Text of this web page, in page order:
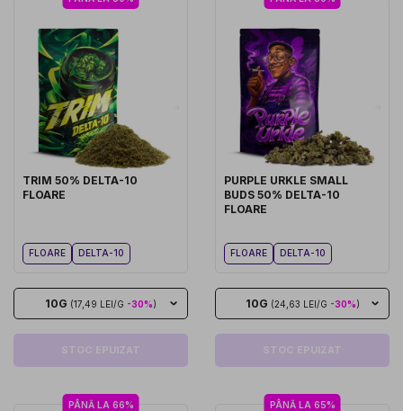
TRIM 50% DELTA-10
FLOARE
FLOARE DELTA-10
10G (17,49 LEI/G -30%)
STOC EPUIZAT
PURPLE URKLE SMALL
BUDS 50% DELTA-10
FLOARE
FLOARE DELTA-10
10G (24,63 LEI/G -30%)
STOC EPUIZAT
PÂNĂ LA 66% PÂNĂ LA 65%